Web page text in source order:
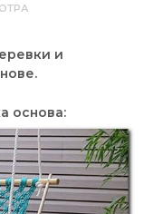
и
основа: